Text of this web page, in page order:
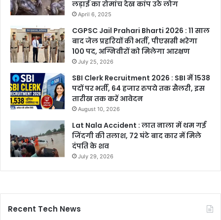
लड़ाई का रोमांच देख कांप उठे लोग
April 6, 2025
CGPSC Jail Prahari Bharti 2026 : 11 साल
बाद जेल प्रहरियों की भर्ती, पीएससी भरेगा
100 पद, अग्निवीरों को मिलेगा आरक्षण
July 25, 2026
SBI Clerk Recruitment 2026 : SBI में 1538
पदों पर भर्ती, 64 हजार रुपये तक सैलरी, इस
तारीख तक करें आवेदन
August 10, 2026
Lat Nala Accident : लात नाला में थम गई
जिंदगी की तलाश, 72 घंटे बाद कार में मिले
दंपति के शव
July 29, 2026
Recent Tech News